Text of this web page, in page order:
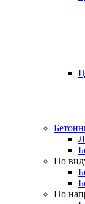
По
По